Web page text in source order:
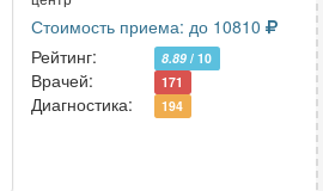
Стоимость приема: до 10810
Рейтинг:
8.89 / 10
Врачей: 171
Диагностика: 194